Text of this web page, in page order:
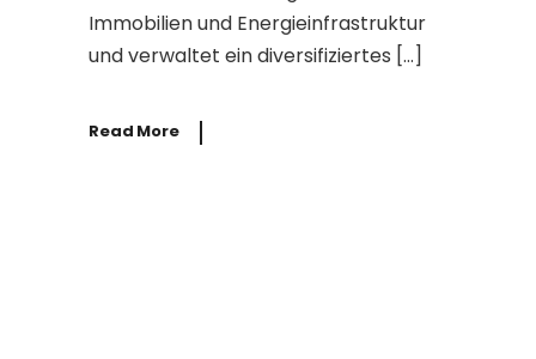
Immobilien und Energieinfrastruktur
und verwaltet ein diversifiziertes […]
Read More